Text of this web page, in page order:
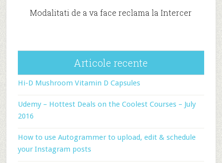
Modalitati de a va face reclama la Intercer
Articole recente
Hi-D Mushroom Vitamin D Capsules
Udemy – Hottest Deals on the Coolest Courses – July
2016
How to use Autogrammer to upload, edit & schedule
your Instagram posts